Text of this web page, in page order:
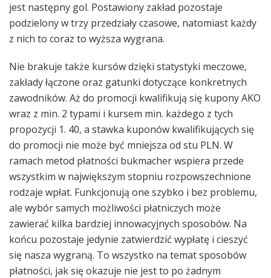
jest następny gol. Postawiony zakład pozostaje
podzielony w trzy przedziały czasowe, natomiast każdy
z nich to coraz to wyższa wygrana.
Nie brakuje także kursów dzięki statystyki meczowe,
zakłady łączone oraz gatunki dotyczące konkretnych
zawodników. Aż do promocji kwalifikują się kupony AKO
wraz z min. 2 typami i kursem min. każdego z tych
propozycji 1. 40, a stawka kuponów kwalifikujących się
do promocji nie może być mniejsza od stu PLN. W
ramach metod płatności bukmacher wspiera przede
wszystkim w największym stopniu rozpowszechnione
rodzaje wpłat. Funkcjonują one szybko i bez problemu,
ale wybór samych możliwości płatniczych może
zawierać kilka bardziej innowacyjnych sposobów. Na
końcu pozostaje jedynie zatwierdzić wypłatę i cieszyć
się nasza wygraną. To wszystko na temat sposobów
płatności, jak się okazuje nie jest to po żadnym